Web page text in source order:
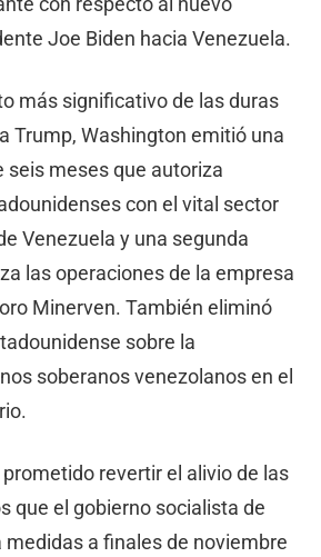
Joe Biden hacia Venezuela.
más significativo de las duras
Trump, Washington emitió una
seis meses que autoriza
con el vital sector
Venezuela y una segunda
las operaciones de la empresa
Minerven. También eliminó
sobre la
soberanos venezolanos en el
revertir el alivio de las
que el gobierno socialista de
a finales de noviembre